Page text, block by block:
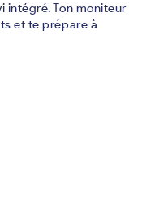
intégré. Ton moniteur
et te prépare à